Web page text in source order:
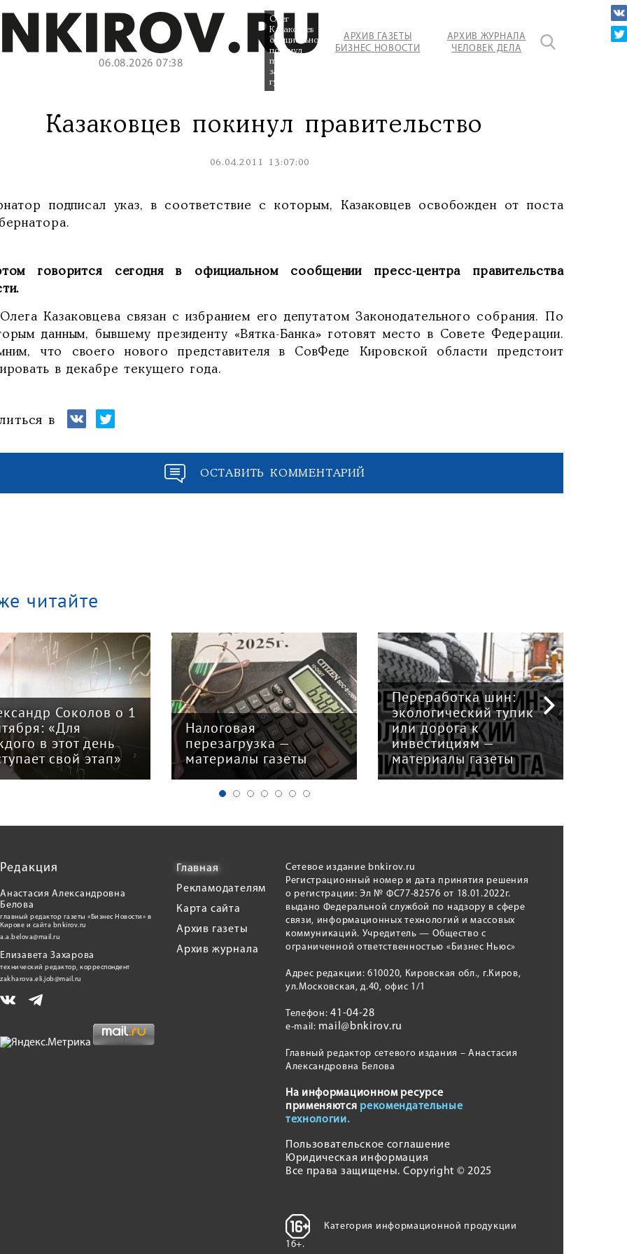
06.08.2026 07:38
АРХИВ ГАЗЕТЫ
БИЗНЕС НОВОСТИ
АРХИВ ЖУРНАЛА
ЧЕЛОВЕК ДЕЛА
Олег
Казаковцев
официально
покинул
пост
заместителя
губернатора.
Казаковцев покинул правительство
06.04.2011 13:07:00
подписал указ, в соответствие с которым, Казаковцев освобожден от поста
говорится сегодня в официальном сообщении пресс-центра правительства
Казаковцева связан с избранием его депутатом Законодательного собрания. По
данным, бывшему президенту «Вятка-Банка» готовят место в Совете Федерации.
что своего нового представителя в СовФеде Кировской области предстоит
в декабре текущего года.
в
ОСТАВИТЬ КОММЕНТАРИЙ
читайте
Соколов о 1
«Для
в этот день
свой этап»
Налоговая
перезагрузка —
материалы газеты
Переработка шин:
экологический тупик
или дорога к
инвестициям —
материалы газеты
Редакция
Анастасия Александровна
Белова
главный редактор газеты «Бизнес Новости» в
Кирове и сайта bnkirov.ru
a.a.belova@mail.ru
Елизавета Захарова
технический редактор, корреспондент
zakharova.eli.job@mail.ru
Главная
Рекламодателям
Карта сайта
Архив газеты
Архив журнала
Сетевое издание bnkirov.ru
Регистрационный номер и дата принятия решения
о регистрации: Эл № ФС77-82576 от 18.01.2022г.
выдано Федеральной службой по надзору в сфере
связи, информационных технологий и массовых
коммуникаций. Учредитель — Общество с
ограниченной ответственностью «Бизнес Ньюс»
Адрес редакции: 610020, Кировская обл., г.Киров,
ул.Московская, д.40, офис 1/1
Телефон:41-04-28
e-mail: mail@bnkirov.ru
Главный редактор сетевого издания – Анастасия
Александровна Белова
На информационном ресурсе
применяются рекомендательные
технологии.
Пользовательское соглашение
Юридическая информация
Все права защищены. Copyright © 2025
Категория информационной продукции
16+.